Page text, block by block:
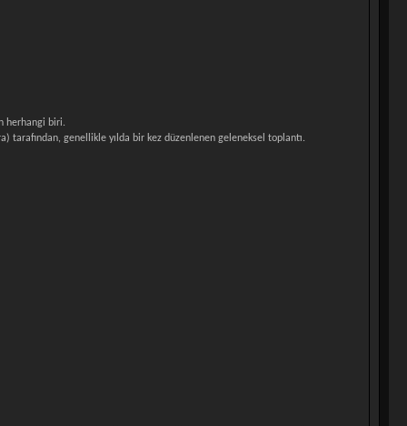
herhangi biri.
genellikle yılda bir kez düzenlenen geleneksel toplantı.